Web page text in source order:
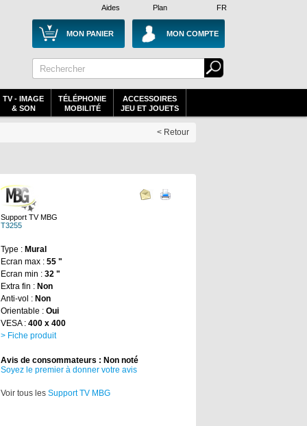
Plan
Aides FR
MON PANIER MON COMPTE
TV - IMAGE
& SON
TÉLÉPHONIE
MOBILITÉ
ACCESSOIRES
JEU ET JOUETS
< Retour
Support TV MBG
T3255
Type : Mural
Ecran max : 55 "
Ecran min : 32 "
Extra fin : Non
Anti-vol : Non
Orientable : Oui
VESA : 400 x 400
> Fiche produit
Avis de consommateurs : Non noté
Soyez le premier à donner votre avis
Voir tous les Support TV MBG